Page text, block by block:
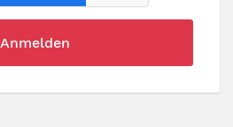
Anmelden